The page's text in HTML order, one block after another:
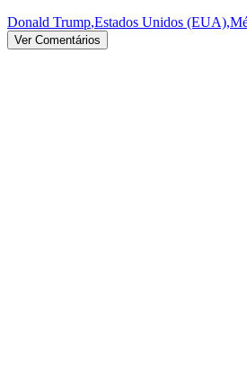
Donald Trump,Estados Unidos (EUA),
Ver Comentários